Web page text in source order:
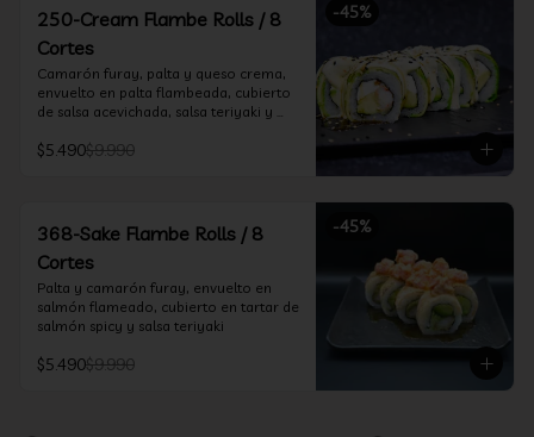
-45%
250-Cream Flambe Rolls / 8
Cortes
Camarón furay, palta y queso crema,
envuelto en palta flambeada, cubierto
de salsa acevichada, salsa teriyaki y
$5.490$9.990
-45%
368-Sake Flambe Rolls / 8
Cortes
Palta y camarón furay, envuelto en
salmón flameado, cubierto en tartar de
salmón spicy y salsa teriyaki
$5.490$9.990